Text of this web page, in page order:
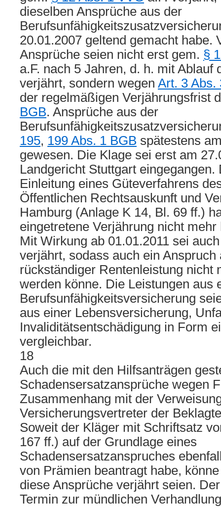
dieselben Ansprüche aus der
20.01.2007 geltend gemacht habe.
Ansprüche seien nicht erst gem. §
a.F. nach 5 Jahren, d. h. mit Ablauf
verjährt, sondern wegen Art. 3 Abs.
der regelmäßigen Verjährungsfrist
BGB. Ansprüche aus der
195, 199 Abs. 1 BGB spätestens
gewesen. Die Klage sei erst am
Landgericht Stuttgart eingegangen.
Einleitung eines Güteverfahrens
Öffentlichen Rechtsauskunft und
Hamburg (Anlage K 14, Bl. 69 ff.)
eingetretene Verjährung nicht
Mit Wirkung ab 01.01.2011 sei
verjährt, sodass auch ein Anspruch
rückständiger Rentenleistung nicht
werden könne. Die Leistungen aus
Berufsunfähigkeitsversicherung
aus einer Lebensversicherung,
Invaliditätsentschädigung in Form
vergleichbar.
18
Auch die mit den Hilfsanträgen
Schadensersatzansprüche wegen
Zusammenhang mit der
Versicherungsvertreter der
Soweit der Kläger mit Schriftsatz
167 ff.) auf der Grundlage eines
Schadensersatzanspruches
von Prämien beantragt habe,
diese Ansprüche verjährt seien.
Termin zur mündlichen